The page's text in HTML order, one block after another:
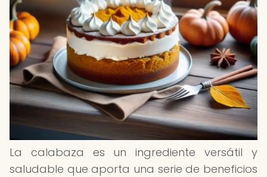
La calabaza es un ingrediente versátil y
saludable que aporta una serie de beneficios